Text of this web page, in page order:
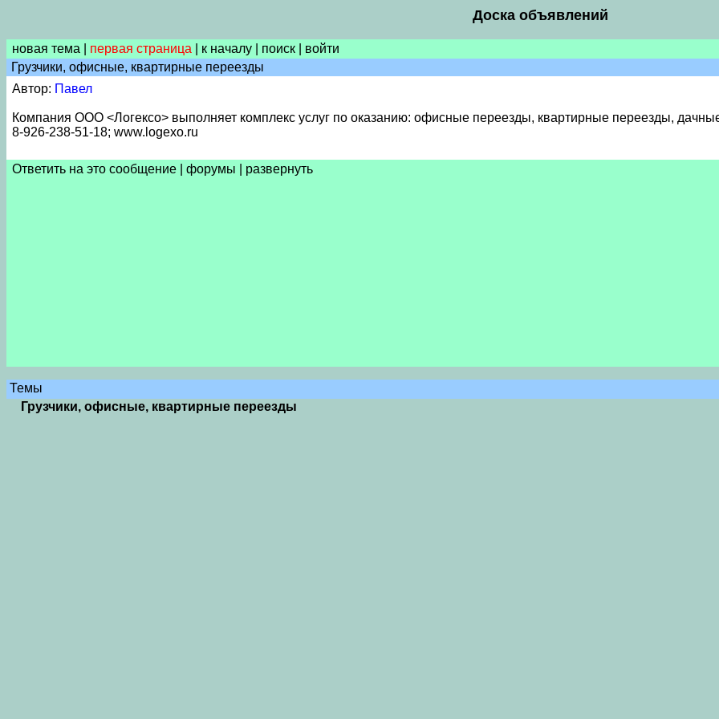
Доска объявлений
новая тема первая страница к началу поиск войти
Грузчики, офисные, квартирные переезды
Автор: Павел
Компания ООО <Логексо> выполняет комплекс услуг по оказанию: офисные переезды, квартирные переезды,
8-926-238-51-18; www.logexo.ru
Ответить на это сообщение форумы
развернуть
Темы
Грузчики, офисные, квартирные переезды